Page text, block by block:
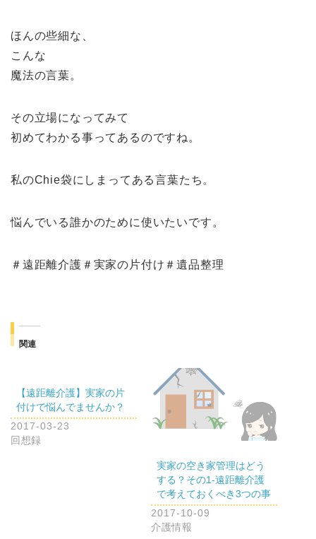
ほんの些細な、
こんな
魔法の言葉。
その立場になってみて
初めてわかる事ってあるのですね。
私のChie袋にしまってある言葉たち。
悩んでいる誰かのために使いたいです。
＃遠距離介護＃実家の片付け＃遺品整理
関連
【遠距離介護】実家の片
付けで悩んでませんか？
2017-03-23
回想録
実家の空き家管理はどう
する？その1-遠距離介護
で考えておくべき3つの事
2017-10-09
介護情報